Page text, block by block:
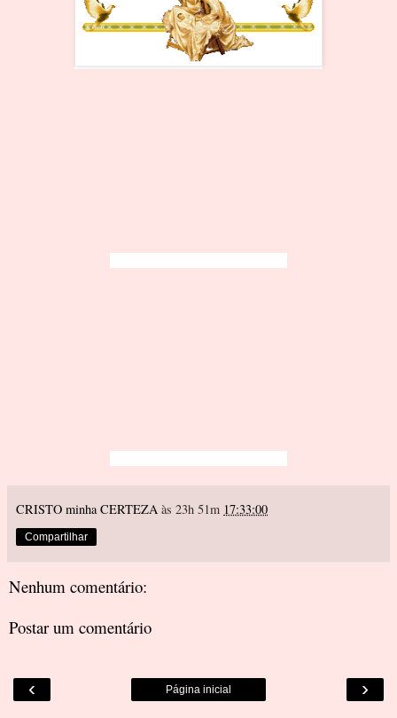
CRISTO minha CERTEZA às 23h 51m 17:33:00
Compartilhar
Nenhum comentário:
Postar um comentário
‹ ›
Página inicial